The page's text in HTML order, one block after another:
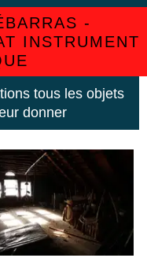
-
INSTRUMENT
tous les objets
donner